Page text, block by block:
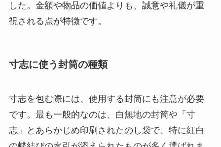
した。金額や物品の価値よりも、誠意や礼儀が重
視される点が特徴です。
寸志に使う封筒の種類
寸志を包む際には、使用する封筒にも注意が必要
です。最も一般的なのは、白無地の封筒や「寸
志」とあらかじめ印刷されたのし袋で、特に紅白